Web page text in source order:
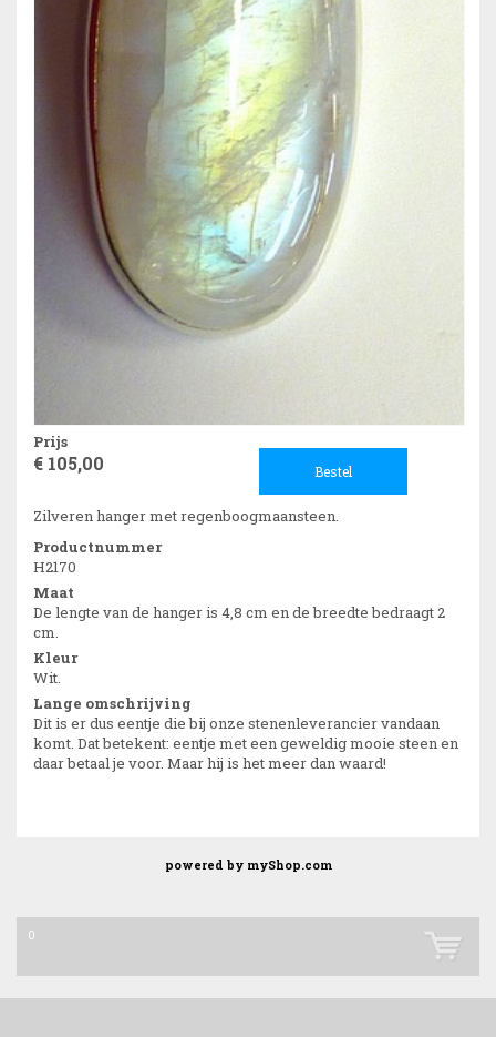
Prijs
€ 105,00 Bestel
Zilveren hanger met regenboogmaansteen.
Productnummer
H2170
Maat
De lengte van de hanger is 4,8 cm en de breedte bedraagt 2
cm.
Kleur
Wit.
Lange omschrijving
Dit is er dus eentje die bij onze stenenleverancier vandaan
komt. Dat betekent: eentje met een geweldig mooie steen en
daar betaal je voor. Maar hij is het meer dan waard!
powered by myShop.com
0